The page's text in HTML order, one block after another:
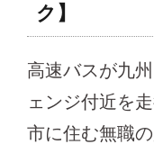
ク】
高速バスが九
ェンジ付近を
市に住む無職